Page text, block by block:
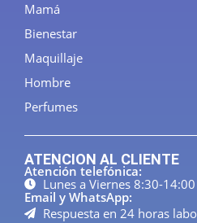
Mamá
Bienestar
Maquillaje
Hombre
Perfumes
ATENCION AL CLIENTE
Atención telefónica:
Lunes a Viernes 8:30-14:00
Email y WhatsApp:
Respuesta en 24 horas